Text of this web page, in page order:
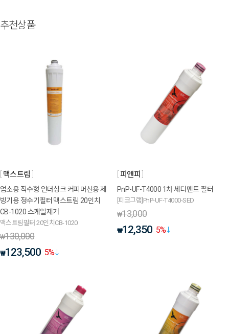
추천상품
맥스트림
업소용 직수형 언더싱크 커피머신용 제
빙기용 정수기필터 맥스트림 20인치
CB-1020 스케일제거
맥스트림필터 20인치CB-1020
₩130,000
₩123,500 5%
피앤피
PnP-UF-T4000 1차 세디멘트 필터
[피코그램]PnP-UF-T4000-SED
₩13,000
₩12,350 5%